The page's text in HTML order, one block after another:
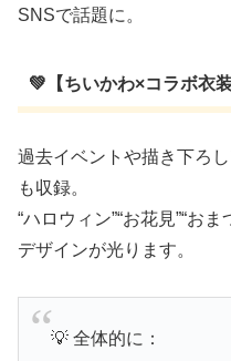
SNSで話題に。
💚【ちいかわ×コラボ衣装
過去イベントや描き下ろ
も収録。
“ハロウィン”“お花見”“お
デザインが光ります。
💡 全体的に：